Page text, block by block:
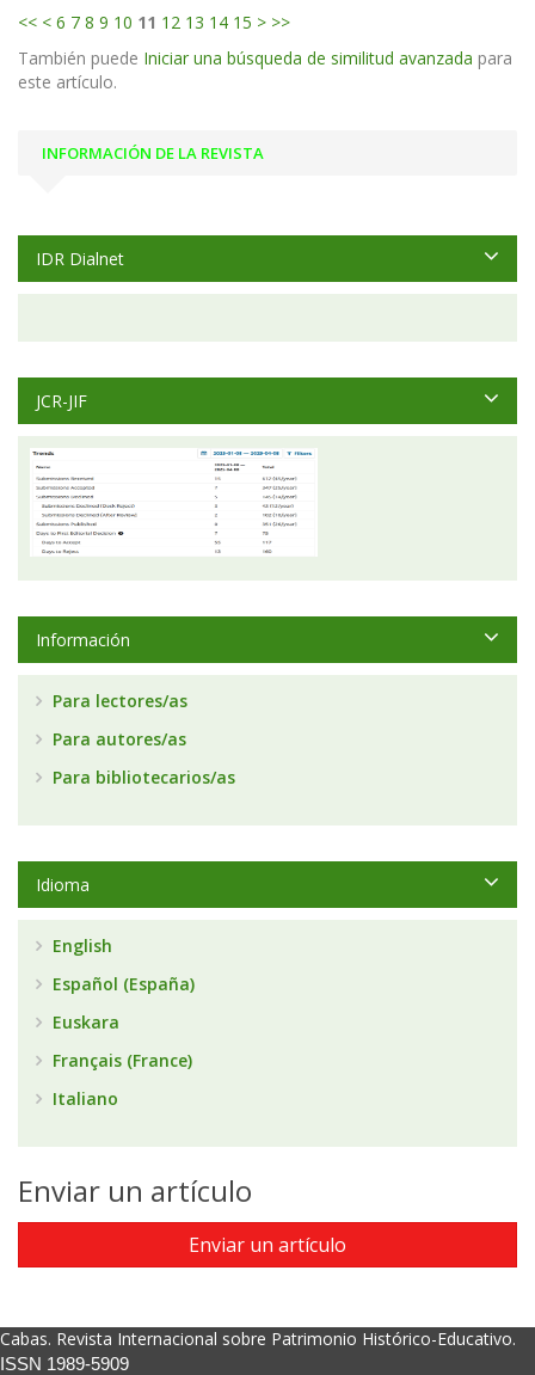
<< < 6 7 8 9 10 11 12 13 14 15 > >>
También puede Iniciar una búsqueda de similitud avanzada para
este artículo.
INFORMACIÓN DE LA REVISTA
IDR Dialnet
JCR-JIF
Información
Para lectores/as
Para autores/as
Para bibliotecarios/as
Idioma
English
Español (España)
Euskara
Français (France)
Italiano
Enviar un artículo
Enviar un artículo
Cabas. Revista Internacional sobre Patrimonio Histórico-Educativo.
ISSN 1989-5909